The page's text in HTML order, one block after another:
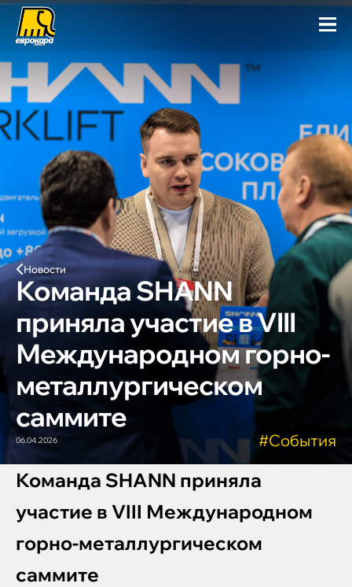
Новости
Команда SHANN
приняла участие в VIII
Международном горно-
металлургическом
саммите
06.04.2026 #События
Команда SHANN приняла
участие в VIII Международном
горно-металлургическом
саммите